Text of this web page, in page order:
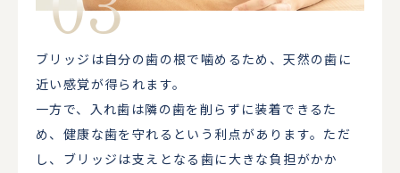
ブリッジは自分の歯の根で噛めるため、天然の歯に
近い感覚が得られます。
一方で、入れ歯は隣の歯を削らずに装着できるた
め、健康な歯を守れるという利点があります。ただ
し、ブリッジは支えとなる歯に大きな負担がかか